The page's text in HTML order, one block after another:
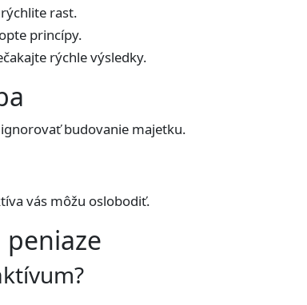
rast.
princípy.
rýchle výsledky.
budovanie majetku.
vás môžu oslobodiť.
peniaze